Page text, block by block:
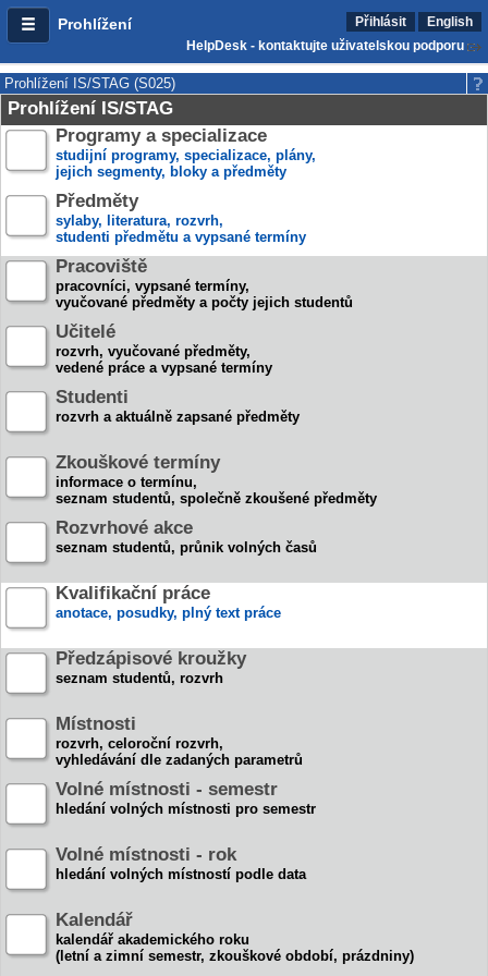
Prohlížení Přihlásit
English
HelpDesk - kontaktujte uživatelskou podporu
Prohlížení IS/STAG (S025)
Prohlížení IS/STAG
Programy a specializace
studijní programy, specializace, plány,
jejich segmenty, bloky a předměty
Předměty
sylaby, literatura, rozvrh,
studenti předmětu a vypsané termíny
Pracoviště
pracovníci, vypsané termíny,
vyučované předměty a počty jejich studentů
Učitelé
rozvrh, vyučované předměty,
vedené práce a vypsané termíny
Studenti
rozvrh a aktuálně zapsané předměty
Zkouškové termíny
informace o termínu,
seznam studentů, společně zkoušené předměty
Rozvrhové akce
seznam studentů, průnik volných časů
Kvalifikační práce
anotace, posudky, plný text práce
Předzápisové kroužky
seznam studentů, rozvrh
Místnosti
rozvrh, celoroční rozvrh,
vyhledávání dle zadaných parametrů
Volné místnosti - semestr
hledání volných místnosti pro semestr
Volné místnosti - rok
hledání volných místností podle data
Kalendář
kalendář akademického roku
(letní a zimní semestr, zkouškové období, prázdniny)